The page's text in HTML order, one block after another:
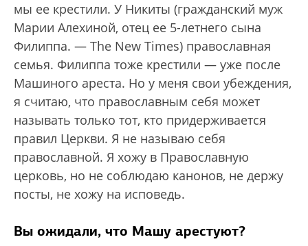
мы ее крестили. У Никиты (гражданский муж
Марии Алехиной, отец ее 5-летнего сына
Филиппа. — The New Times) православная
семья. Филиппа тоже крестили — уже после
Машиного ареста. Но у меня свои убеждения,
я считаю, что православным себя может
называть только тот, кто придерживается
правил Церкви. Я не называю себя
православной. Я хожу в Православную
церковь, но не соблюдаю канонов, не держу
посты, не хожу на исповедь.
Вы ожидали, что Машу арестуют?